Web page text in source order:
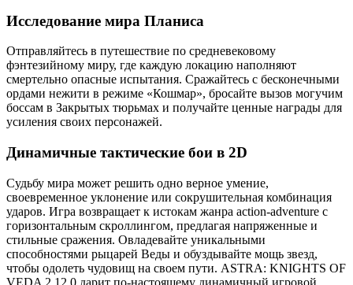
Исследование мира Планиса
Отправляйтесь в путешествие по средневековому
фэнтезийному миру, где каждую локацию наполняют
смертельно опасные испытания. Сражайтесь с бесконечными
ордами нежити в режиме «Кошмар», бросайте вызов могучим
боссам в Закрытых тюрьмах и получайте ценные награды для
усиления своих персонажей.
Динамичные тактические бои в 2D
Судьбу мира может решить одно верное умение,
своевременное уклонение или сокрушительная комбинация
ударов. Игра возвращает к истокам жанра action-adventure с
горизонтальным скроллингом, предлагая напряженные и
стильные сражения. Овладевайте уникальными
способностями рыцарей Веды и обуздывайте мощь звезд,
чтобы одолеть чудовищ на своем пути. ASTRA: KNIGHTS OF
VEDA 2.12.0 дарит по-настоящему динамичный игровой